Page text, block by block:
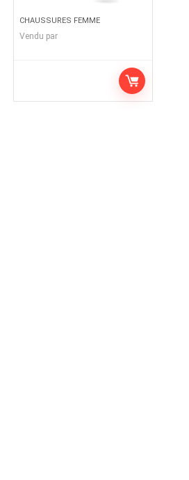
CHAUSSURES FEMME
Vendu par